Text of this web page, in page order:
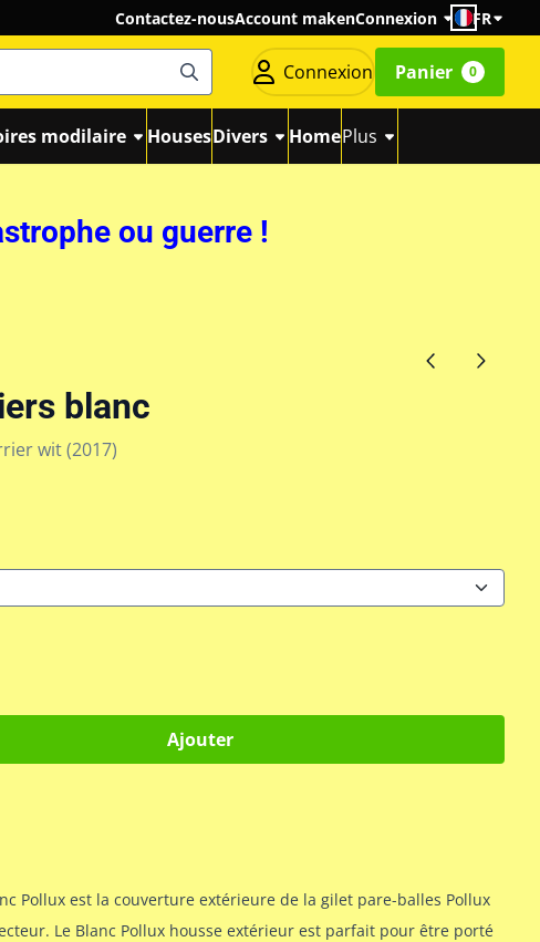
Contactez-nousAccount makenConnexion FR
Connexion Panier 0
modilaire HousesDivers HomePlus
ou guerre !
blanc
wit (2017)
Ajouter
Pollux est la couverture extérieure de la gilet pare-balles Pollux
Le Blanc Pollux housse extérieur est parfait pour être porté